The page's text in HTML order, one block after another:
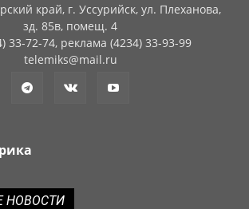
край, г. Уссурийск, ул. Плеханова,
зд. 85в, помещ. 4
33-72-74, реклама (4234) 33-93-99
telemiks@mail.ru
НОВОСТИ